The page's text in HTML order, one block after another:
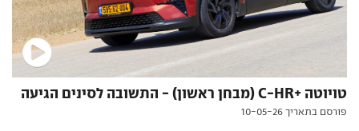
טויוטה +C-HR (מבחן ראשון) - התשובה לסינים הגיעה
פורסם בתאריך 10-05-26